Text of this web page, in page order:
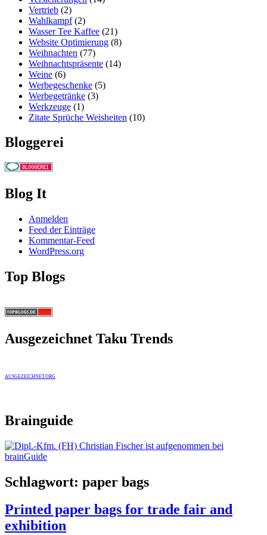
Vertrieb (2)
Wahlkampf(2)
Wasser Tee Kaffee (21)
Website Optimierung (8)
Weihnachten (77)
Weihnachtspräsente (14)
Weine (6)
Werbegeschenke (5)
Werbegetränke (3)
Werkzeuge (1)
Zitate Sprüche Weisheiten (10)
Bloggerei
Blog It
Anmelden
Feed der Einträge
Kommentar-Feed
WordPress.org
Top Blogs
Ausgezeichnet Taku Trends
AUSGEZEICHNET.ORG
Brainguide
Schlagwort: paper bags
Printed paper bags for trade fair and
exhibition